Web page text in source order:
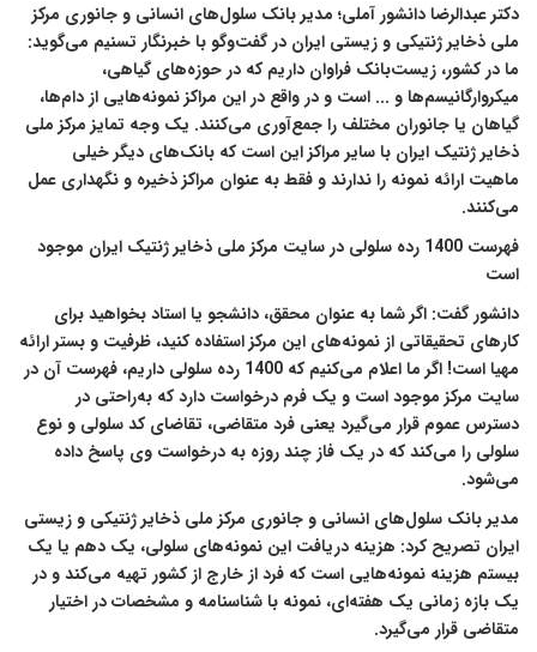
دکتر عبدالرضا دانشور آملی؛ مدیر بانک سلول‌های انسانی و جانوری مرکز
ملی ذخایر ژنتیکی و زیستی ایران در گفت‌و‌گو با خبرنگار تسنیم می‌گوید:
ما در کشور، زیست‌بانک فراوان داریم که در حوزه‌های گیاهی،
میکروارگانیسم‌ها و ... است و در واقع در این مراکز نمونه‌هایی از دام‌ها،
گیاهان یا جانوران مختلف را جمع‌آوری می‌کنند. یک وجه تمایز مرکز ملی
ذخایر ژنتیک ایران با سایر مراکز این است که بانک‌های دیگر خیلی
ماهیت ارائه نمونه را ندارند و فقط به عنوان مراکز ذخیره و نگهداری عمل
می‌کنند.
فهرست 1400 رده سلولی در سایت مرکز ملی ذخایر ژنتیک ایران موجود
است
دانشور گفت: اگر شما به عنوان محقق، دانشجو یا استاد بخواهید برای
کارهای تحقیقاتی از نمونه‌های این مرکز استفاده کنید، ظرفیت و بستر ارائه
مهیا است! اگر ما اعلام می‌کنیم که 1400 رده سلولی داریم، فهرست آن در
سایت مرکز موجود است و یک فرم درخواست دارد که به‌راحتی در
دسترس عموم قرار می‌گیرد یعنی فرد متقاضی، تقاضای کد سلولی و نوع
سلولی را می‌کند که در یک فاز چند روزه به درخواست وی پاسخ داده
می‌شود.
مدیر بانک سلول‌های انسانی و جانوری مرکز ملی ذخایر ژنتیکی و زیستی
ایران تصریح کرد: هزینه دریافت این نمونه‌های سلولی، یک دهم یا یک
بیستم هزینه نمونه‌هایی است که فرد از خارج از کشور تهیه می‌کند و در
یک بازه زمانی یک هفته‌ای، نمونه با شناسنامه و مشخصات در اختیار
متقاضی قرار می‌گیرد.